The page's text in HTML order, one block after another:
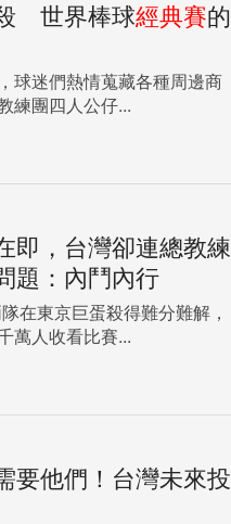
世界棒球經典賽的
球迷們熱情蒐藏各種周邊商
練團四人公仔...
即，台灣卻連總教練
題：內鬥內行
隊在東京巨蛋殺得難分難解，
萬人收看比賽...
要他們！台灣未來投